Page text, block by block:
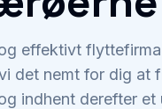
effektivt
det nemt for dig at
indhent derefter